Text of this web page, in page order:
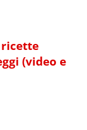
ricette
(video e